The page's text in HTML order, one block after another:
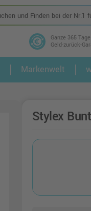
Ganze 365 Tage
Geld-zurück-
2.
Markenwelt
Stylex